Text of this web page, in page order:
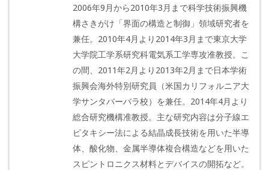
2006年9月から2010年3月まで科学技術振興機
構さきがけ「界面の構造と制御」領域研究者を
兼任。2010年4月より2014年3月まで東京大学
大学院工学系研究科電気系工学専攻准教授。こ
の間、2011年2月より2013年2月まで日本学術
振興会海外特別研究員（米国カリフォルニア大
学サンタバーバラ校）を兼任。2014年4月より
総合研究機構准教授。主な研究内容は分子線エ
ピタキシー法による結晶成長技術を用いた半導
体、酸化物、金属半導体複合構造などを用いた
スピントロニクス材料とデバイスの開拓など。